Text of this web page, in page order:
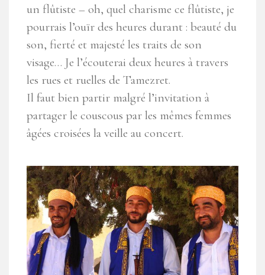
un flûtiste – oh, quel charisme ce flûtiste, je
pourrais l’ouïr des heures durant : beauté du
son, fierté et majesté les traits de son
visage… Je l’écouterai deux heures à travers
les rues et ruelles de Tamezret.
Il faut bien partir malgré l’invitation à
partager le couscous par les mêmes femmes
âgées croisées la veille au concert.